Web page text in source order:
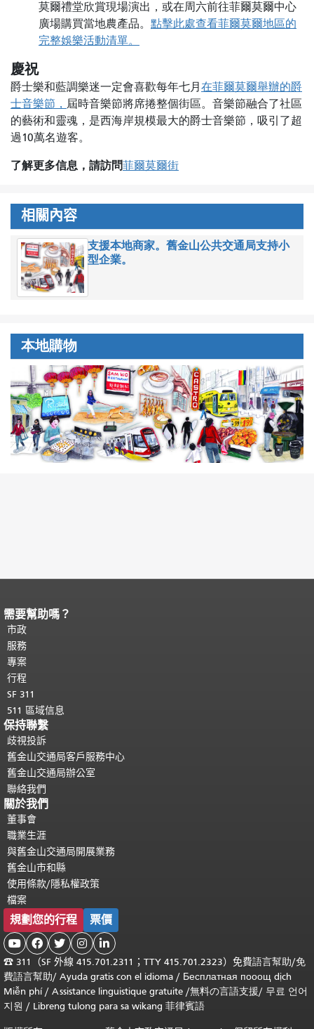
莫爾禮堂欣賞現場演出，或在周六前往菲爾莫爾中心
廣場購買當地農產品。 點擊此處查看菲爾莫爾地區的
完整娛樂活動清單。
慶祝
爵士樂和藍調樂迷一定會喜歡每年七月 在菲爾莫爾舉辦的爵
士音樂節， 屆時音樂節將席捲整個街區。音樂節融合了社區
的藝術和靈魂，是西海岸規模最大的爵士音樂節，吸引了超
過10萬名遊客。
了解更多信息，請訪問菲爾莫爾街
相關內容
支援本地商家。舊金山公共交通局支持小
型企業。
本地購物
頁面內容結束。
都會重複顯示。
需要幫助嗎？
市政
服務
專案
行程
SF 311
511 區域信息
保持聯繫
歧視投訴
舊金山交通局客戶服務中心
舊金山交通局辦公室
聯絡我們
關於我們
董事會
職業生涯
與舊金山交通局開展業務
舊金山市和縣
使用條款/隱私權政策
檔案
規劃您的行程 票價
    
☎ 311（SF 外線 415.701.2311；TTY 415.701.2323）免費語言幫助/免
費語言幫助/ Ayuda gratis con el idioma / Бесплатная пооощ dịch
Miễn phí/ Assistance linguistique gratuite /無料の言語支援/ 무료 언어
지원 / Libreng tulong para sa wikang 菲律賓語